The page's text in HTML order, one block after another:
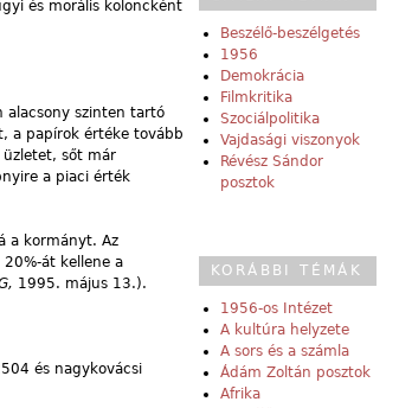
és morális koloncként
alacsony szinten tartó
a papírok értéke tovább
sőt már
a piaci érték
a kormányt. Az
át kellene a
1995. május 13.).
és nagykovácsi
Beszélő-beszélgetés
1956
Demokrácia
Filmkritika
Szociálpolitika
Vajdasági viszonyok
Révész Sándor
posztok
KORÁBBI TÉMÁK
1956-os Intézet
A kultúra helyzete
A sors és a számla
Ádám Zoltán posztok
Afrika